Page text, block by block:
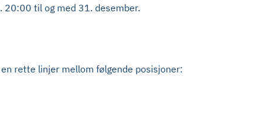
20:00 til og med 31. desember.
rette linjer mellom følgende posisjoner: